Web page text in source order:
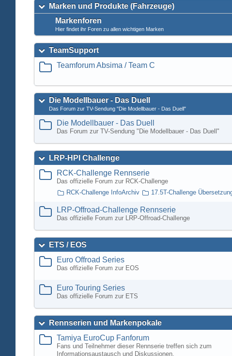
Marken und Produkte (Fahrzeuge)
Markenforen
Hier findet ihr Foren zu allen wichtigen Marken
TeamSupport
Teamforum Absima / Team C
Die Modellbauer - Das Duell
Das Forum zur TV-Sendung "Die Modellbauer - Das Duell"
Die Modellbauer - Das Duell
Das Forum zur TV-Sendung "Die Modellbauer - Das Duell"
LRP-HPI Challenge
RCK-Challenge Rennserie
Das offizielle Forum zur RCK-Challenge
RCK-Challenge InfoArchiv 17.5T-Challenge
LRP-Offroad-Challenge Rennserie
Das offizielle Forum zur LRP-Offroad-Challenge
ETS / EOS
Euro Offroad Series
Das offizielle Forum zur EOS
Euro Touring Series
Das offizielle Forum zur ETS
Rennserien und Markenpokale
Tamiya EuroCup Fanforum
Fans und Teilnehmer dieser Rennserie treffen sich zum
Informationsaustausch und Diskussionen.